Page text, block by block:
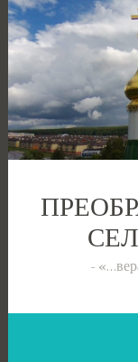
Перейти
к
содержимому